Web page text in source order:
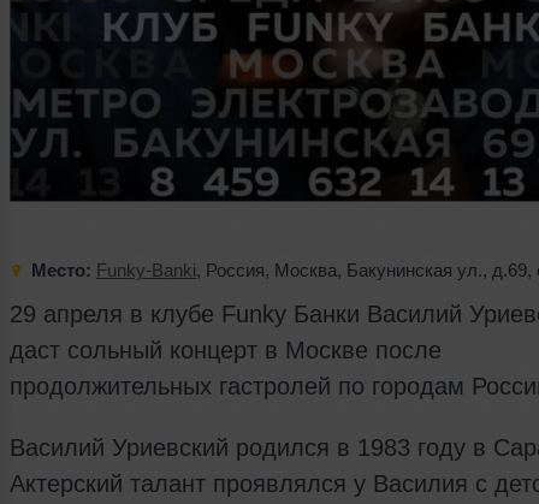
Место: Funky-Banki, Россия, Москва, Бакунинская ул., д.69,
29 апреля в клубе Funky Банки Василий
даст сольный концерт в Москве после
продолжительных гастролей по городам
Василий Уриевский родился в 1983 году в
Актерский талант проявлялся у Василия с